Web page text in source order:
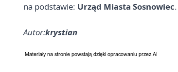
na podstawie: Urząd Miasta Sosnowiec.
Autor:krystian